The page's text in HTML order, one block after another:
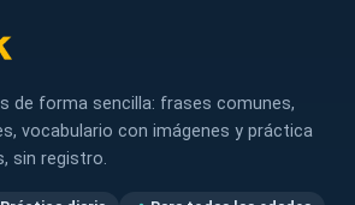
de forma sencilla: frases comunes,
vocabulario con imágenes y práctica
sin registro.